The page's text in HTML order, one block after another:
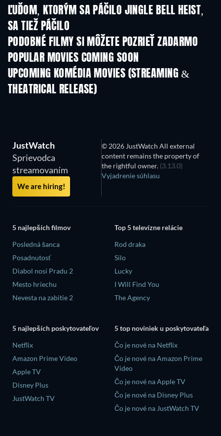
ĽUĎOM, KTORÝM SA PÁČILO JINGLE BELL HEIST,
SA TIEŽ PÁČILO
PODOBNÉ FILMY SI MÔŽETE POZRIEŤ ZADARMO
POPULAR MOVIES COMING SOON
UPCOMING KOMÉDIA MOVIES (STREAMING &
THEATRICAL RELEASE)
JustWatch
Sprievodca
streamovaním
We are hiring!
© 2026 JustWatch All external
content remains the property of
the rightful owner. (3.13.0)
Vyjadrenie súhlasu
5 najlepších filmov
Posledná šanca
Posadnutosť
Diabol nosí Pradu 2
Mesto hriechu
Nevesta na zabitie 2
Top 5 televízne relácie
Rod draka
Silo
Lucky
I Will Find You
The Agency
5 najlepších poskytovateľov
Netflix
Amazon Prime Video
Apple TV
Disney Plus
JustWatch TV
5 top noviniek u poskytovateľa
Čo je nové na Netflix
Čo je nové na Amazon Prime
Video
Čo je nové na Apple TV
Čo je nové na Disney Plus
Čo je nové na JustWatch TV